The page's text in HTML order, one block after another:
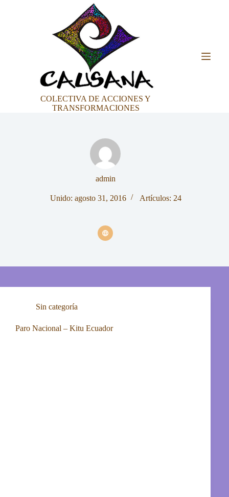
COLECTIVA DE ACCIONES Y
TRANSFORMACIONES
admin
Unido: agosto 31, 2016 Artículos: 24
Sin categoría
Paro Nacional – Kitu Ecuador